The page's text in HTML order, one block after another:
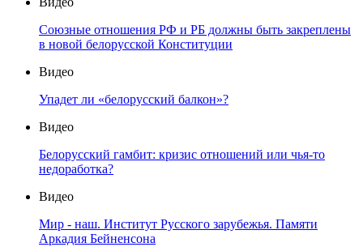
Союзные отношения РФ и РБ должны быть закреплены
в новой белорусской Конституции
Видео
Упадет ли «белорусский балкон»?
Видео
Белорусский гамбит: кризис отношений или чья-то
недоработка?
Видео
Мир - наш. Институт Русского зарубежья. Памяти
Аркадия Бейненсона